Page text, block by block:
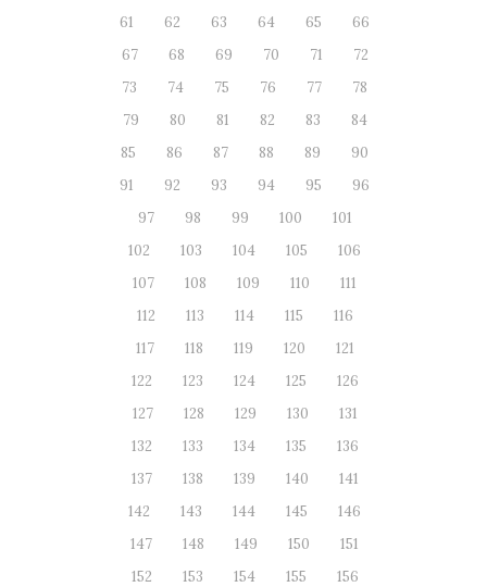
61
62 63 64 65
66
67
68 69 70 71
72
73
74 75 76 77
78
79
80 81 82 83
84
85
86 87 88 89
90
91
92 93 94 95
96
97
98 99 100
101
102
103 104 105
106
107
108 109 110
111
112
113 114 115
116
117
118 119 120
121
122
123 124 125
126
127
128 129 130
131
132
133 134 135
136
137
138 139 140
141
142
143 144 145
146
147
148 149 150
151
152
153 154 155
156